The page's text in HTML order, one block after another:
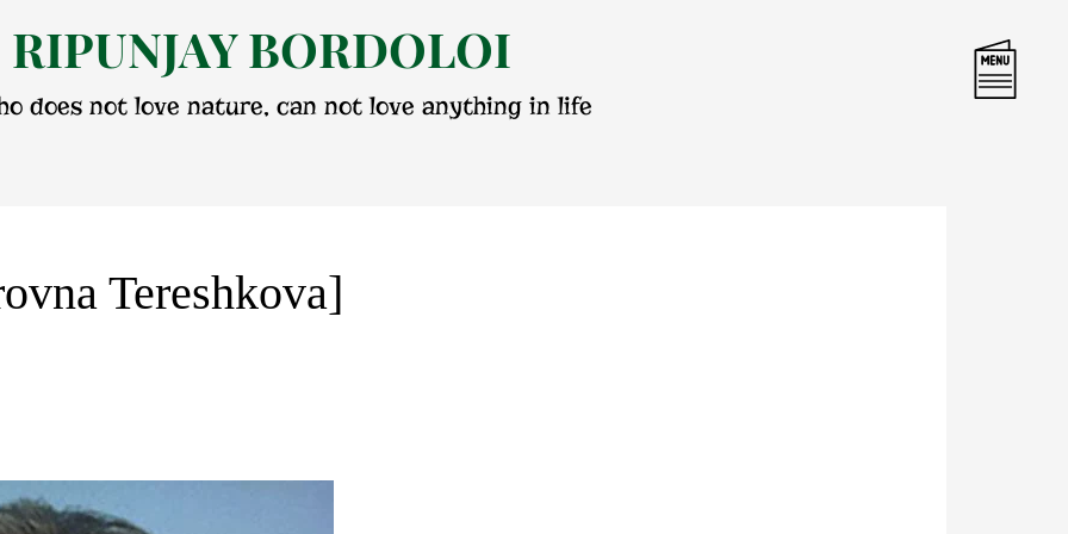
RIPUNJAY BORDOLOI
does not love nature, can not love anything in life
Tereshkova]